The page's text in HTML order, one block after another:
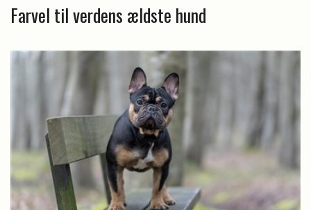
Farvel til verdens ældste hund